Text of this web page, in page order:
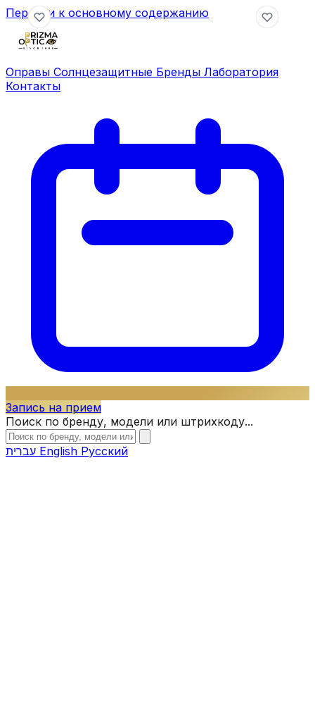
Перейти к основному содержанию
Оправы Солнцезащитные Бренды Лаборатория
Контакты
Запись на прием
Поиск по бренду, модели или штрихкоду...
English Русский